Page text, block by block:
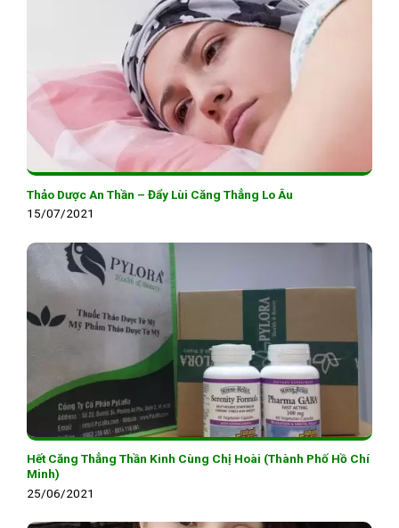
Thảo Dược An Thần – Đẩy Lùi Căng Thẳng Lo Âu
15/07/2021
Hết Căng Thẳng Thần Kinh Cùng Chị Hoài (Thành Phố Hồ Chí
Minh)
25/06/2021